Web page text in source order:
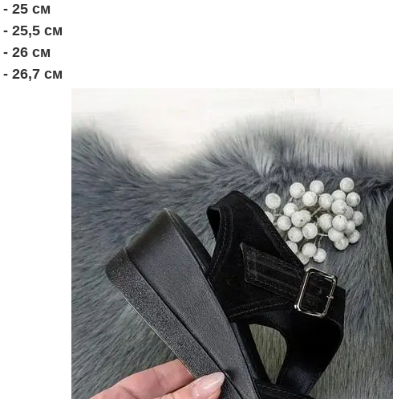
- 25 см
- 25,5 см
- 26 см
- 26,7 см